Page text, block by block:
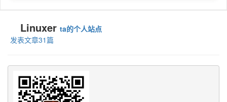
Linuxer ta的个人站点
发表文章31篇